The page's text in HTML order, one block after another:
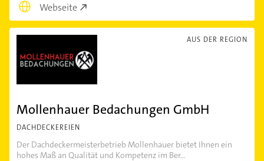
Webseite
AUS DER REGION
Mollenhauer Bedachungen GmbH
DACHDECKEREIEN
Der Dachdeckermeisterbetrieb Mollenhauer bietet Ihnen ein
hohes Maß an Qualität und Kompetenz im Ber...